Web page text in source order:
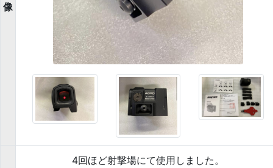
像
4回ほど射撃場にて使用しました。